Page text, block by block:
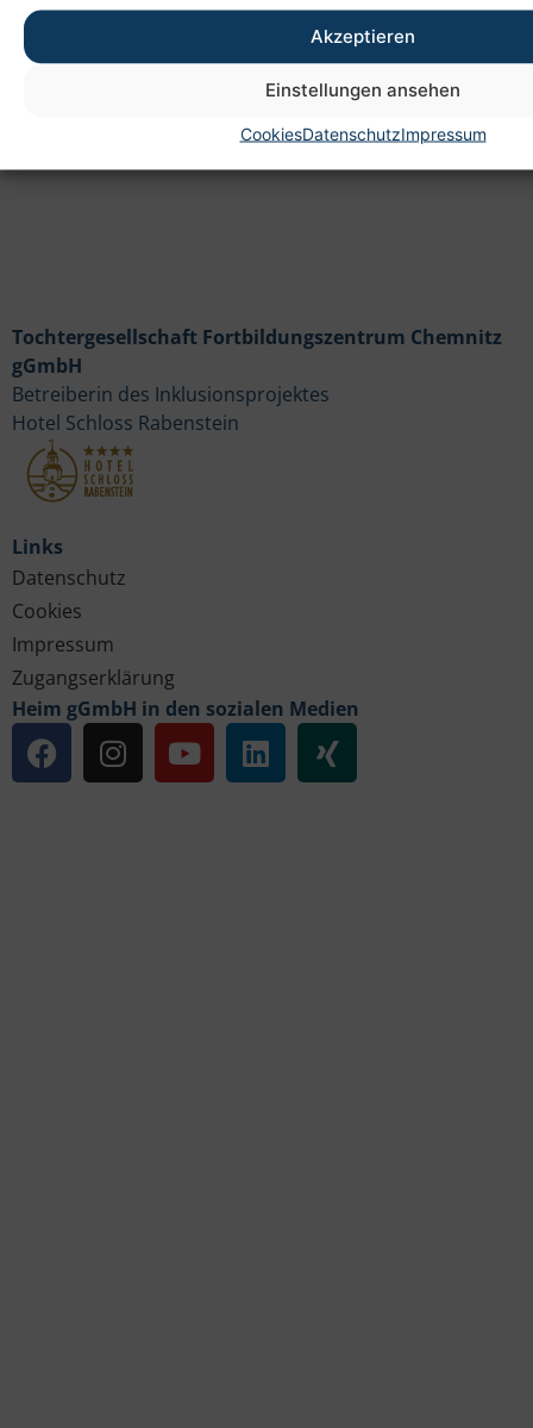
Akzeptieren
Einstellungen ansehen
CookiesDatenschutzImpressum
Heim gemeinnützige GmbH
Lichtenauer Weg 1
Links
Datenschutz
Cookies
Impressum
Zugangserklärung
Heim gGmbH in den sozialen Medien
Tochtergesellschaft Fortbildungszentrum Chemnitz
gGmbH
Betreiberin des Inklusionsprojektes
Hotel Schloss Rabenstein